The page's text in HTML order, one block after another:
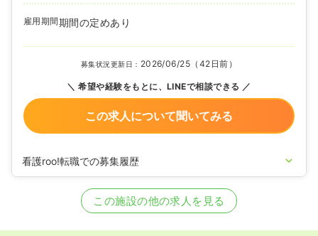
雇用期間期間の定めあり
募集状況更新日： 2026/06/25（42日前）
希望や経験をもとに、LINEで相談できる
この求人について聞いてみる
看護roo!転職での募集履歴
正・准看護師を休止中
この施設の他の求人を見る